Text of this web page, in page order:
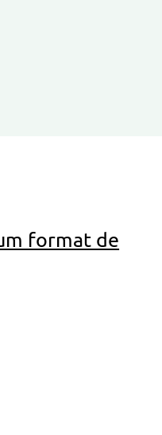
format de